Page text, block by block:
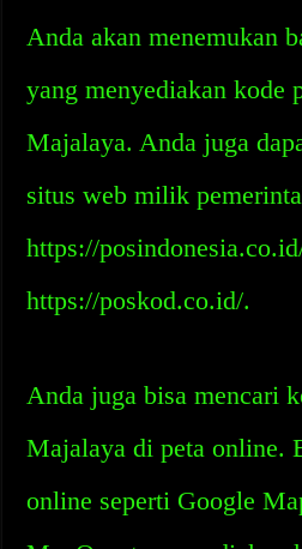
Anda akan menemukan
yang menyediakan kode
Majalaya. Anda juga
situs web milik
https://
https://poskod.co.id/.
Anda juga bisa mencari
Majalaya di peta online.
online seperti Google